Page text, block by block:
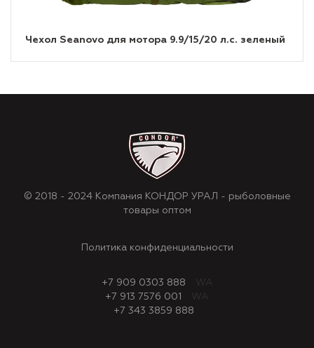
Чехол Seanovo для мотора 9.9/15/20 л.с. зеленый
© 2018 - 2024 Компания КОНДОР УРАЛ - рыболовные
товары оптом
Политика конфиденциальности
+7 909 0303 888
WA
+7 913 7576 001
WA
+7 343 3859 888